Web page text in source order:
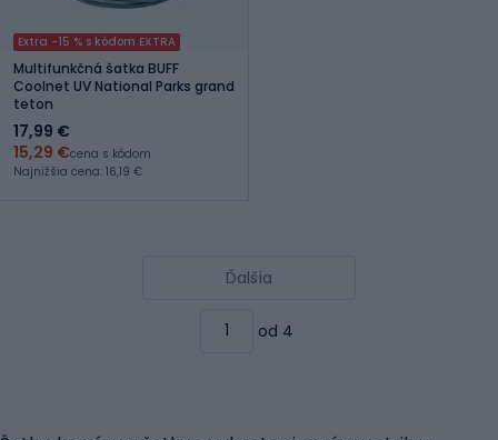
Extra -15 % s kódom EXTRA
Multifunkčná šatka BUFF
Coolnet UV National Parks grand
teton
17,99 €
15,29 €cena s kódom
Najnižšia cena: 16,19 €
Ďalšia
od 4